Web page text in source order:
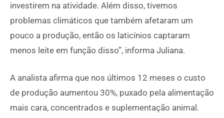
investirem na atividade. Além disso, tivemos
problemas climáticos que também afetaram um
pouco a produção, então os laticínios captaram
menos leite em função disso”, informa Juliana.
A analista afirma que nos últimos 12 meses o custo
de produção aumentou 30%, puxado pela alimentação
mais cara, concentrados e suplementação animal.